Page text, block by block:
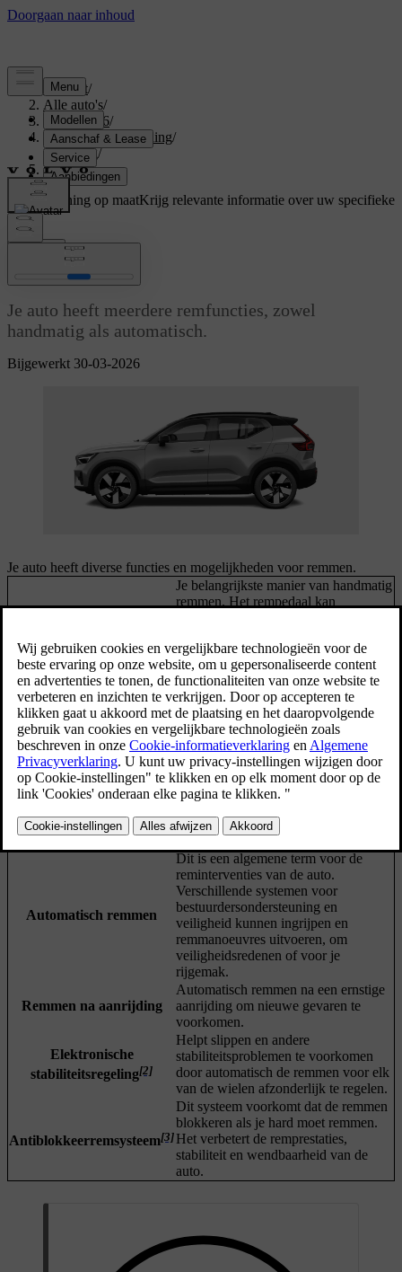
Support/
Alle auto's/
EX40 2026/
Gebruikershandleiding/
Driving/
Remmen
Ondersteuning op maatKrijg relevante informatie over uw specifieke
auto.
Bijgewerkt 30-03-2026
Je auto heeft meerdere remfuncties, zowel
handmatig als automatisch.
Je auto heeft diverse functies en mogelijkheden voor remmen.
Je belangrijkste manier van handmatig
remmen. Het rempedaal kan
afhankelijk van de rijomstandigheden.
One-pedal drive
Wanneer One Pedal Drive actief is,
kun je remmen en gasgeven met het
gaspedaal regelen.
Regeneratief remmen
Vertraagt de auto door de beweging
van de auto te benutten om de accu op
te laden.[1]
Wrijvingsremmen
Remt de auto met de schijfremmen af.
Parkeerrem
Houdt de geparkeerde auto op zijn
plaats.
Automatische rem bij
stilstand (Auto hold)
Remt automatisch om de auto tegen te
houden als deze stilstaat.
Automatisch remmen
Dit is een algemene term voor de
reminterventies van de auto.
Verschillende systemen voor
bestuurdersondersteuning en
veiligheid kunnen ingrijpen en
remmanoeuvres uitvoeren, om
veiligheidsredenen of voor je
rijgemak.
Remmen na aanrijding
Automatisch remmen na een ernstige
aanrijding om nieuwe gevaren te
voorkomen.
Elektronische
stabiliteitsregeling[2]
Helpt slippen en andere
stabiliteitsproblemen te voorkomen
door automatisch de remmen voor elk
van de wielen afzonderlijk te regelen.
Antiblokkeerremsysteem[3]
Dit systeem voorkomt dat de remmen
blokkeren als je hard moet remmen.
Het verbetert de remprestaties,
stabiliteit en wendbaarheid van de
auto.